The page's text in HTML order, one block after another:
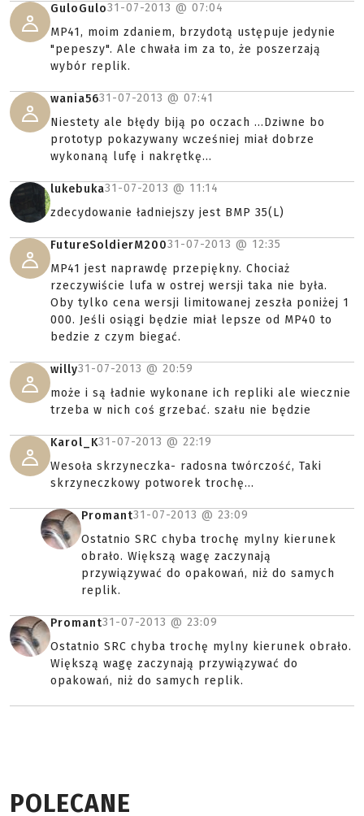
GuloGulo31-07-2013 @ 07:04
MP41, moim zdaniem, brzydotą ustępuje jedynie
"pepeszy". Ale chwała im za to, że poszerzają
wybór replik.
wania5631-07-2013 @ 07:41
Niestety ale błędy biją po oczach ...Dziwne bo
prototyp pokazywany wcześniej miał dobrze
wykonaną lufę i nakrętkę...
lukebuka31-07-2013 @ 11:14
zdecydowanie ładniejszy jest BMP 35(L)
FutureSoldierM20031-07-2013 @ 12:35
MP41 jest naprawdę przepiękny. Chociaż
rzeczywiście lufa w ostrej wersji taka nie była.
Oby tylko cena wersji limitowanej zeszła poniżej 1
000. Jeśli osiągi będzie miał lepsze od MP40 to
bedzie z czym biegać.
willy31-07-2013 @ 20:59
może i są ładnie wykonane ich repliki ale wiecznie
trzeba w nich coś grzebać. szału nie będzie
Karol_K31-07-2013 @ 22:19
Wesoła skrzyneczka- radosna twórczość, Taki
skrzyneczkowy potworek trochę...
Promant31-07-2013 @ 23:09
Ostatnio SRC chyba trochę mylny kierunek
obrało. Większą wagę zaczynają
przywiązywać do opakowań, niż do samych
replik.
Promant31-07-2013 @ 23:09
Ostatnio SRC chyba trochę mylny kierunek obrało.
Większą wagę zaczynają przywiązywać do
opakowań, niż do samych replik.
POLECANE